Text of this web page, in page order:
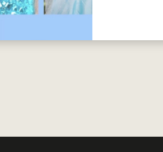
van
doen